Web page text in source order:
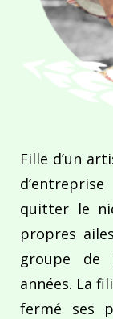
Fille d’un
quitter le
propres
groupe de
années. La
fermé ses